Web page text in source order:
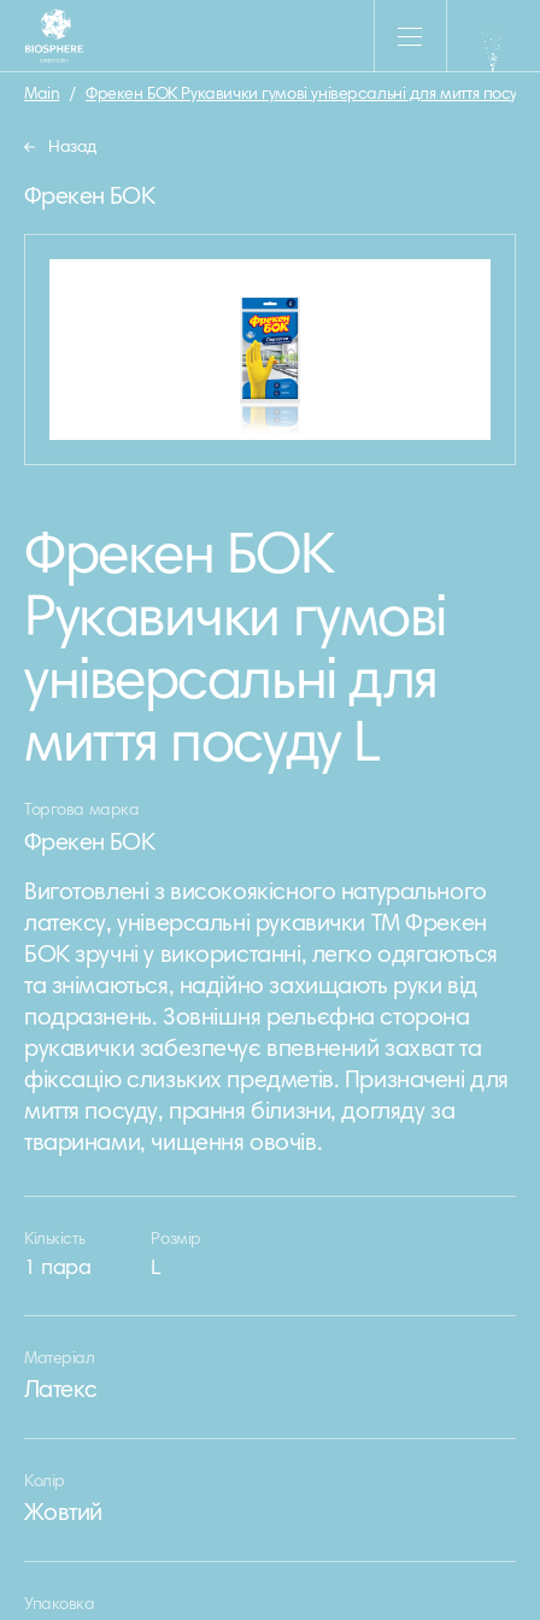
Main / Фрекен БОК Рукавички гумові універсальні для миття посуду
Назад
Фрекен БОК
Фрекен БОК
Рукавички гумові
універсальні для
миття посуду L
Торгова марка
Фрекен БОК
Виготовлені з високоякісного натурального
латексу, універсальні рукавички ТМ Фрекен
БОК зручні у використанні, легко одягаються
та знімаються, надійно захищають руки від
подразнень. Зовнішня рельєфна сторона
рукавички забезпечує впевнений захват та
фіксацію слизьких предметів. Призначені для
миття посуду, прання білизни, догляду за
тваринами, чищення овочів.
Кількість
1 пара
Розмір
L
Матеріал
Латекс
Колір
Жовтий
Упаковка